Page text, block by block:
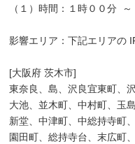
（１）時間：１時００分
影響エリア：下記エリアの
[大阪府 茨木市]
東奈良、島、沢良宜東町、
大池、並木町、中村町、玉
新堂、中津町、中総持寺町
園田町、総持寺台、末広町